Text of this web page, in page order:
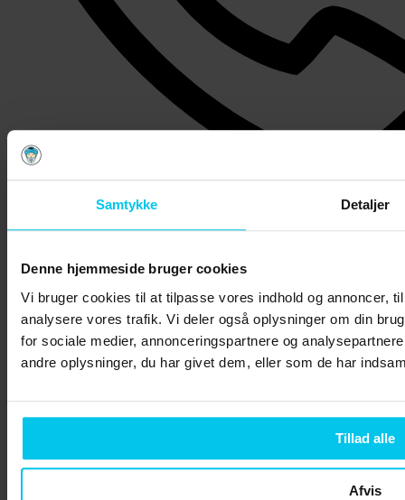
Samtykke Detaljer
Denne hjemmeside bruger cookies
Vi bruger cookies til at tilpasse vores indhold og annoncer,
analysere vores trafik. Vi deler også oplysninger om din
for sociale medier, annonceringspartnere og
andre oplysninger, du har givet dem, eller som de har
Tillad alle
Afvis
+45 36 99 06 08